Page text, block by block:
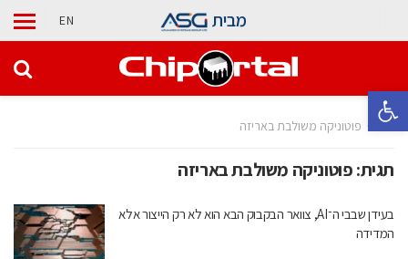
פתח סרגל נגישות
מבית EN
בית פוטוניקה משולבת באריזה
תגית:פוטוניקה משולבת באריזה
בעידן שבבי ה־AI, צוואר הבקבוק הבא הוא לא רק הייצור אלא
המדידה